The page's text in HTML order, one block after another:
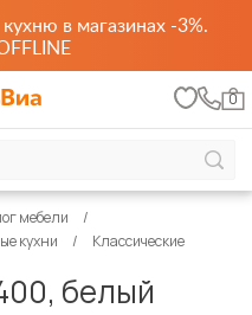
в магазинах -3%.
0
мебели
кухни Классические
белый